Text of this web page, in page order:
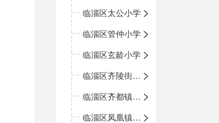
临淄区太公小学
临淄区管仲小学
临淄区玄龄小学
临淄区齐陵街道中心学校
临淄区齐都镇中心学校
临淄区凤凰镇中心学校